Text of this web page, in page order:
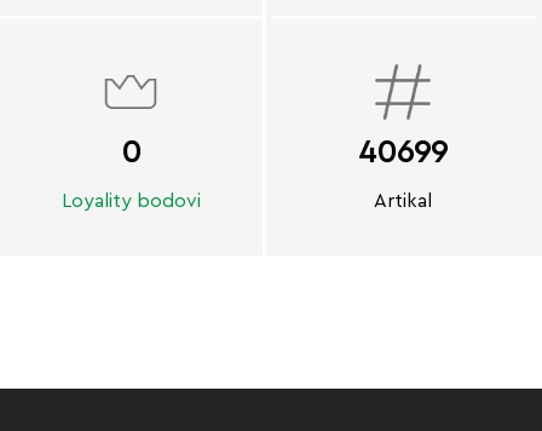
0
Loyality bodovi
40699
Artikal